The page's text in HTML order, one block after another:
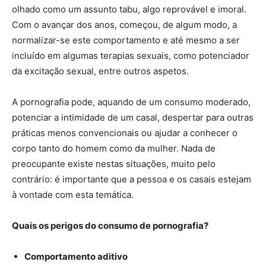
olhado como um assunto tabu, algo reprovável e imoral.
Com o avançar dos anos, começou, de algum modo, a
normalizar-se este comportamento e até mesmo a ser
incluído em algumas terapias sexuais, como potenciador
da excitação sexual, entre outros aspetos.
A pornografia pode, aquando de um consumo moderado,
potenciar a intimidade de um casal, despertar para outras
práticas menos convencionais ou ajudar a conhecer o
corpo tanto do homem como da mulher. Nada de
preocupante existe nestas situações, muito pelo
contrário: é importante que a pessoa e os casais estejam
à vontade com esta temática.
Quais os perigos do consumo de pornografia?
Comportamento aditivo